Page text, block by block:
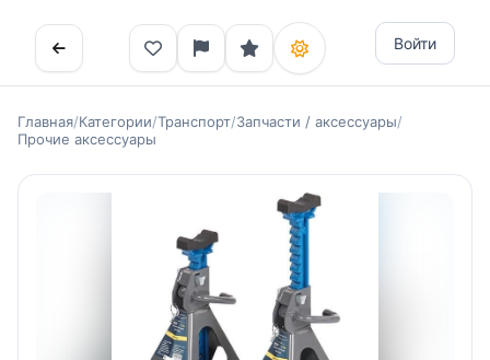
Войти
Главная/Категории/Транспорт/Запчасти / аксессуары/
Прочие аксессуары